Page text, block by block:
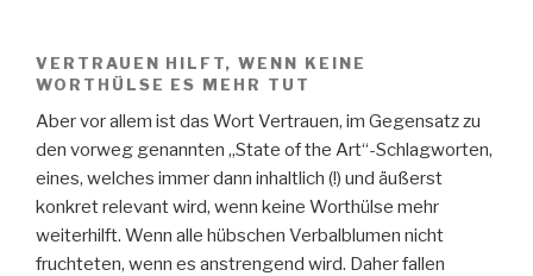
VERTRAUEN HILFT, WENN KEINE
WORTHÜLSE ES MEHR TUT
Aber vor allem ist das Wort Vertrauen, im Gegensatz zu
den vorweg genannten „State of the Art“-Schlagworten,
eines, welches immer dann inhaltlich (!) und äußerst
konkret relevant wird, wenn keine Worthülse mehr
weiterhilft. Wenn alle hübschen Verbalblumen nicht
fruchteten, wenn es anstrengend wird. Daher fallen